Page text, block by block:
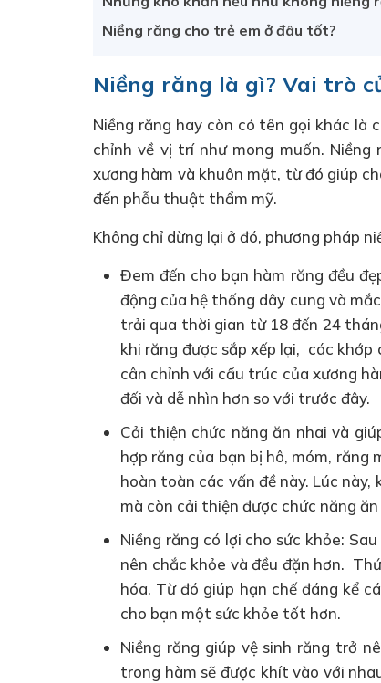
Niềng răng cho trẻ em ở đâu tốt?
Niềng răng là gì? Vai trò
Niềng răng hay còn có tên gọi khác là
chỉnh về vị trí như mong muốn.
xương hàm và khuôn mặt, từ đó giúp
đến phẫu thuật thẩm mỹ.
Không chỉ dừng lại ở đó, phương pháp
Đem đến cho bạn hàm răng đều
động của hệ thống dây cung và
trải qua thời gian từ 18 đến 24
khi răng được sắp xếp lại, các
cân chỉnh với cấu trúc của xương
đối và dễ nhìn hơn so với trước đây.
Cải thiện chức năng ăn nhai và
hợp răng của bạn bị hô, móm, răng
hoàn toàn các vấn đề này. Lúc
mà còn cải thiện được chức năng
Niềng răng có lợi cho sức khỏe:
nên chắc khỏe và đều đặn hơn.
hóa. Từ đó giúp hạn chế đáng kể
cho bạn một sức khỏe tốt hơn.
Niềng răng giúp vệ sinh răng trở
trong hàm sẽ được khít vào với